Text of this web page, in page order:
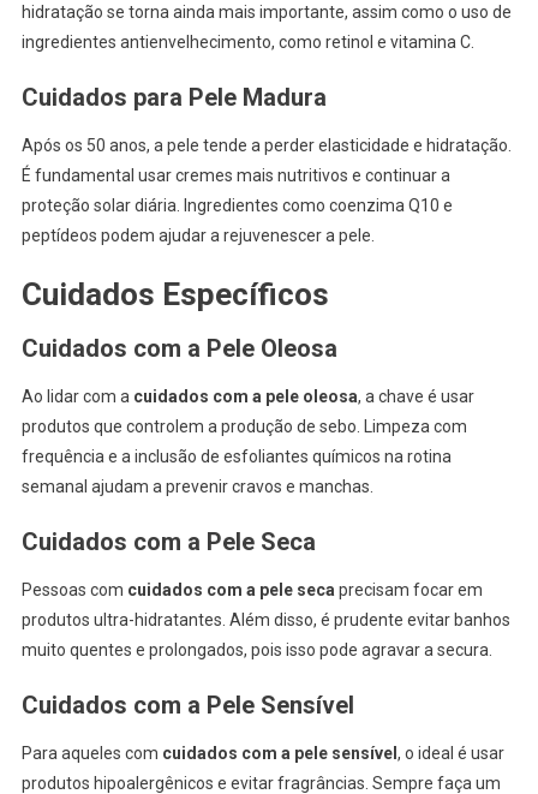
hidratação se torna ainda mais importante, assim como o uso de
ingredientes antienvelhecimento, como retinol e vitamina C.
Cuidados para Pele Madura
Após os 50 anos, a pele tende a perder elasticidade e hidratação.
É fundamental usar cremes mais nutritivos e continuar a
proteção solar diária. Ingredientes como coenzima Q10 e
peptídeos podem ajudar a rejuvenescer a pele.
Cuidados Específicos
Cuidados com a Pele Oleosa
Ao lidar com a cuidados com a pele oleosa, a chave é usar
produtos que controlem a produção de sebo. Limpeza com
frequência e a inclusão de esfoliantes químicos na rotina
semanal ajudam a prevenir cravos e manchas.
Cuidados com a Pele Seca
Pessoas com cuidados com a pele seca precisam focar em
produtos ultra-hidratantes. Além disso, é prudente evitar banhos
muito quentes e prolongados, pois isso pode agravar a secura.
Cuidados com a Pele Sensível
Para aqueles com cuidados com a pele sensível , o ideal é usar
produtos hipoalergênicos e evitar fragrâncias. Sempre faça um